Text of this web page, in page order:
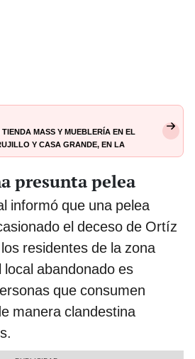
Mass y mueblería en el
y Casa Grande, en La
presunta pelea
informó que una pelea
el deceso de Ortíz
residentes de la zona
abandonado es
que consumen
manera clandestina